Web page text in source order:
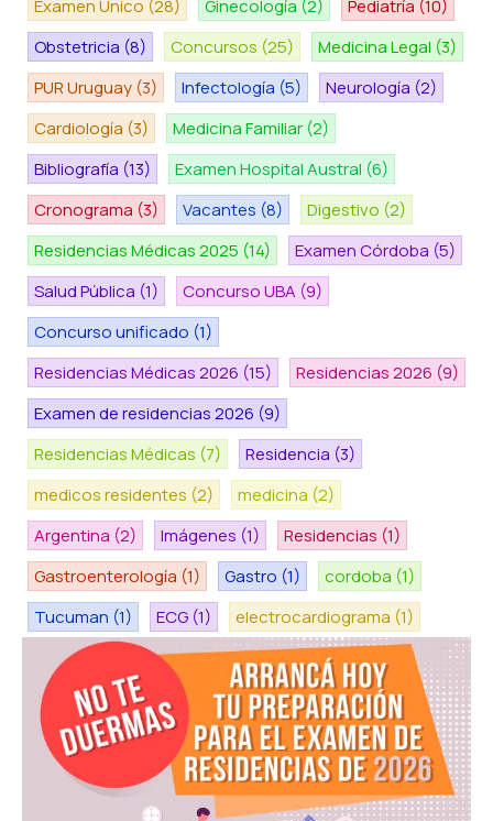
Examen Único (28) Ginecología (2) Pediatría (10)
Obstetricia (8) Concursos (25) Medicina Legal (3)
PUR Uruguay (3) Infectología (5) Neurología (2)
Cardiología (3) Medicina Familiar (2)
Bibliografía (13) Examen Hospital Austral (6)
Cronograma (3) Vacantes (8) Digestivo (2)
Residencias Médicas 2025 (14) Examen Córdoba (5)
Salud Pública (1) Concurso UBA (9)
Concurso unificado (1)
Residencias Médicas 2026 (15) Residencias 2026 (9)
Examen de residencias 2026 (9)
Residencias Médicas (7) Residencia (3)
medicos residentes (2) medicina (2)
Argentina (2) Imágenes (1) Residencias (1)
Gastroenterología (1) Gastro (1) cordoba (1)
Tucuman (1) ECG (1) electrocardiograma (1)